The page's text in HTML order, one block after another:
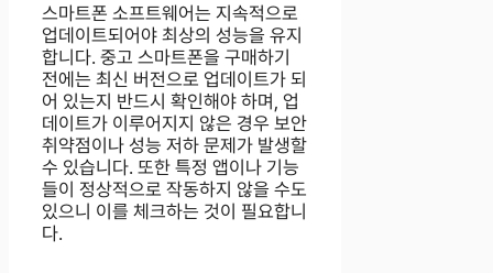
스마트폰 소프트웨어는 지속적으로
업데이트되어야 최상의 성능을 유지
합니다. 중고 스마트폰을 구매하기
전에는 최신 버전으로 업데이트가 되
어 있는지 반드시 확인해야 하며, 업
데이트가 이루어지지 않은 경우 보안
취약점이나 성능 저하 문제가 발생할
수 있습니다. 또한 특정 앱이나 기능
들이 정상적으로 작동하지 않을 수도
있으니 이를 체크하는 것이 필요합니
다.